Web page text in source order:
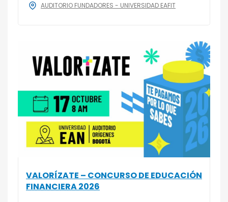
AUDITORIO FUNDADORES - UNIVERSIDAD EAFIT
VALORÍZATE – CONCURSO DE EDUCACIÓN
FINANCIERA 2026